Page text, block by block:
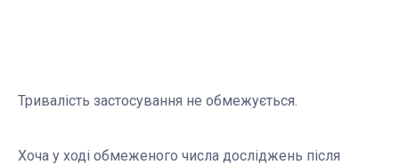
Тривалість застосування не обмежується.
Хоча у ході обмеженого числа досліджень після